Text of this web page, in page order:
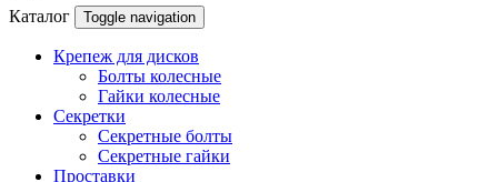
Каталог
Toggle navigation
Крепеж для дисков
Болты колесные
Гайки колесные
Секретки
Секретные болты
Секретные гайки
Проставки